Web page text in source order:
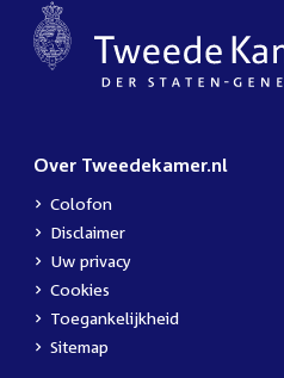
Over Tweedekamer.nl
Colofon
Disclaimer
Uw privacy
Cookies
Toegankelijkheid
Sitemap